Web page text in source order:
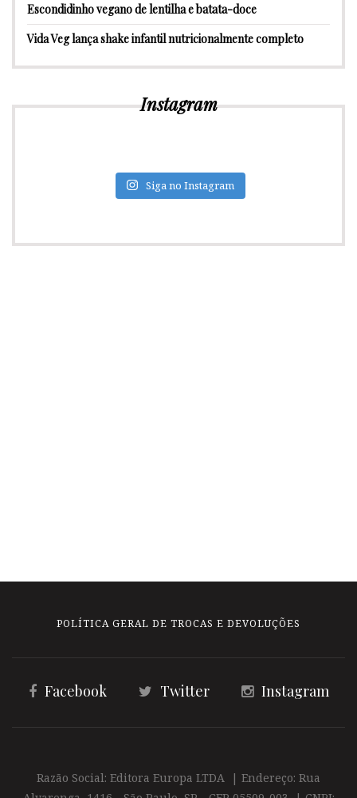
Escondidinho vegano de lentilha e batata-doce
Vida Veg lança shake infantil nutricionalmente completo
Instagram
Siga no Instagram
POLÍTICA GERAL DE TROCAS E DEVOLUÇÕES
Facebook Twitter Instagram
Razão Social: Editora Europa LTDA | Endereço: Rua